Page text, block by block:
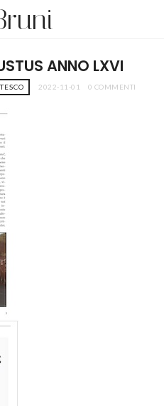
ANNO LXVI
2022-11-01 0 COMMENTI